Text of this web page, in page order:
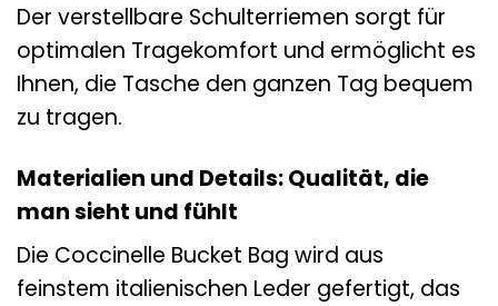
Der verstellbare Schulterriemen sorgt für
optimalen Tragekomfort und ermöglicht es
Ihnen, die Tasche den ganzen Tag bequem
zu tragen.
Materialien und Details: Qualität, die
man sieht und fühlt
Die Coccinelle Bucket Bag wird aus
feinstem italienischen Leder gefertigt, das